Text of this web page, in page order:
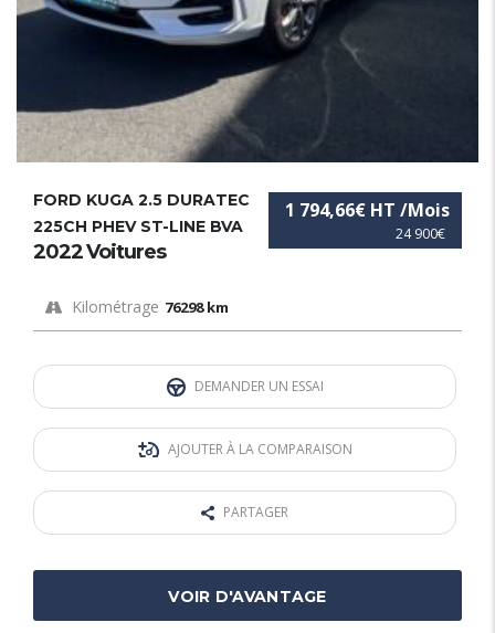
24 900€
1 794,66€ HT /Mois
FORD KUGA 2.5 DURATEC
225CH PHEV ST-LINE BVA
2022 Voitures
Kilométrage 76298 km
DEMANDER UN ESSAI
AJOUTER À LA COMPARAISON
PARTAGER
VOIR D'AVANTAGE